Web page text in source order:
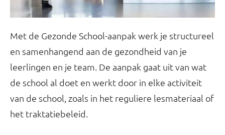
Met de Gezonde School-aanpak werk je structureel
en samenhangend aan de gezondheid van je
leerlingen en je team. De aanpak gaat uit van wat
de school al doet en werkt door in elke activiteit
van de school, zoals in het reguliere lesmateriaal of
het traktatiebeleid.